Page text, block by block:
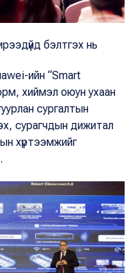
бэлтгэх нь
ийн “Smart
хиймэл оюун ухаан
сургалтын
сурагчдын дижитал
хүртээмжийг